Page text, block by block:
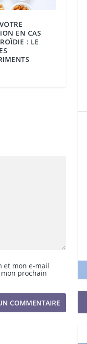
EN CAS
: LE
et mon e-mail
prochain